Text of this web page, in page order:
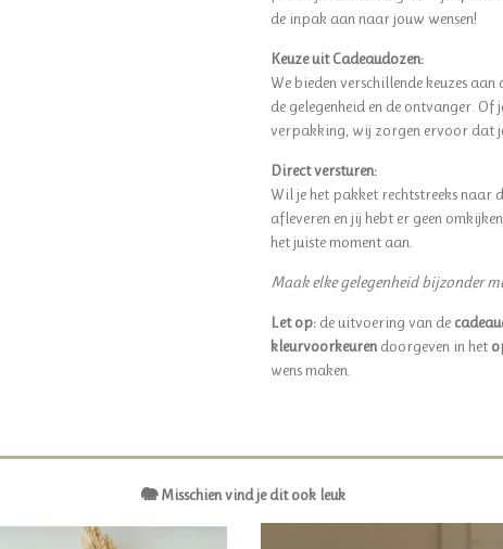
de inpak aan naar jouw wensen!
Keuze uit Cadeaudozen:
We bieden verschillende keuzes
de gelegenheid en de ontvanger.
verpakking, wij zorgen ervoor dat
Direct versturen:
Wil je het pakket rechtstreeks naar
afleveren en jij hebt er geen
het juiste moment aan.
Maak elke gelegenheid bijzonder
Let op: de uitvoering van de
kleurvoorkeurendoorgeven in het
wens maken.
🐘 Misschien vind je dit ook leuk